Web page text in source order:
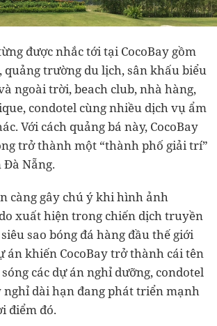
được nhắc tới tại CocoBay gồm
quảng trường du lịch, sân khấu biểu
ngoài trời, beach club, nhà hàng,
condotel cùng nhiều dịch vụ ẩm
Với cách quảng bá này, CocoBay
trở thành một “thành phố giải trí”
Đà Nẵng.
càng gây chú ý khi hình ảnh
xuất hiện trong chiến dịch truyền
sao bóng đá hàng đầu thế giới
án khiến CocoBay trở thành cái tên
các dự án nghỉ dưỡng, condotel
nghỉ dài hạn đang phát triển mạnh
điểm đó.